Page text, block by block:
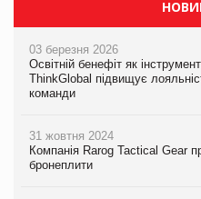
03 березня 2026
Освітній бенефіт як
ThinkGlobal підвищує
команди
31 жовтня 2024
Компанія Rarog Tactical Gear
бронеплити